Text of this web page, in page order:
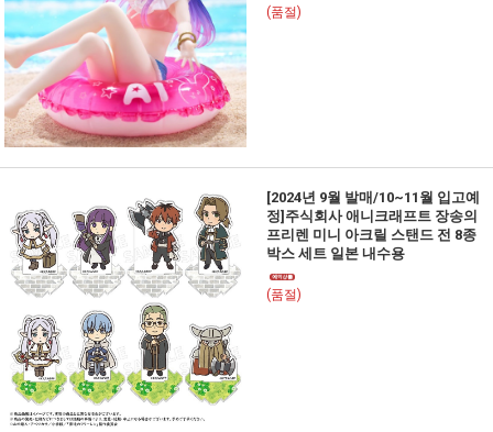
(품절)
[2024년 9월 발매/10~11월 입고예
정]주식회사 애니크래프트 장송의
프리렌 미니 아크릴 스탠드 전 8종
박스 세트 일본 내수용
(품절)